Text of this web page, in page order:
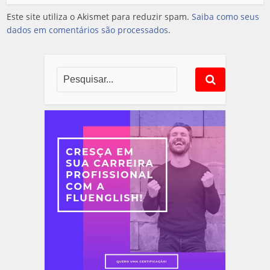
Este site utiliza o Akismet para reduzir spam.Saiba como seus
dados em comentários são processados.